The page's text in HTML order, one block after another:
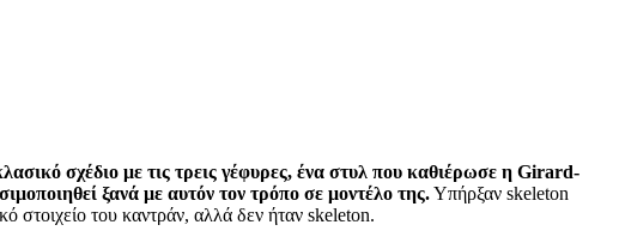
σχέδιο με τις τρεις γέφυρες, ένα στυλ που καθιέρωσε η Girard-
ξανά με αυτόν τον τρόπο σε μοντέλο της.Υπήρξαν skeleton
στοιχείο του καντράν, αλλά δεν ήταν skeleton.